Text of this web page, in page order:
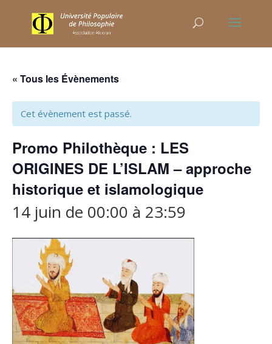
« Tous les Évènements
Cet évènement est passé.
Promo Philothèque : LES
ORIGINES DE L’ISLAM – approche
historique et islamologique
14 juin de 00:00 à 23:59